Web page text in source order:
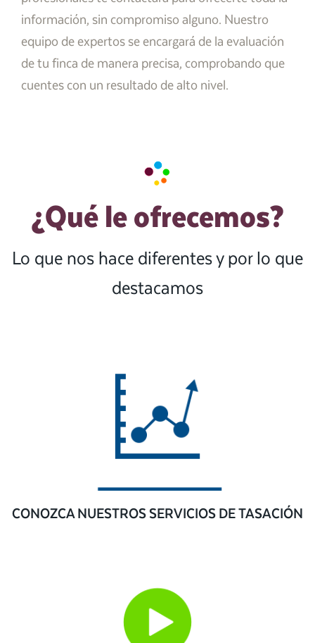
información, sin compromiso alguno. Nuestro
equipo de expertos se encargará de la evaluación
de tu finca de manera precisa, comprobando que
cuentes con un resultado de alto nivel.
¿Qué le ofrecemos?
Lo que nos hace diferentes y por lo que
destacamos
CONOZCA NUESTROS SERVICIOS DE TASACIÓN